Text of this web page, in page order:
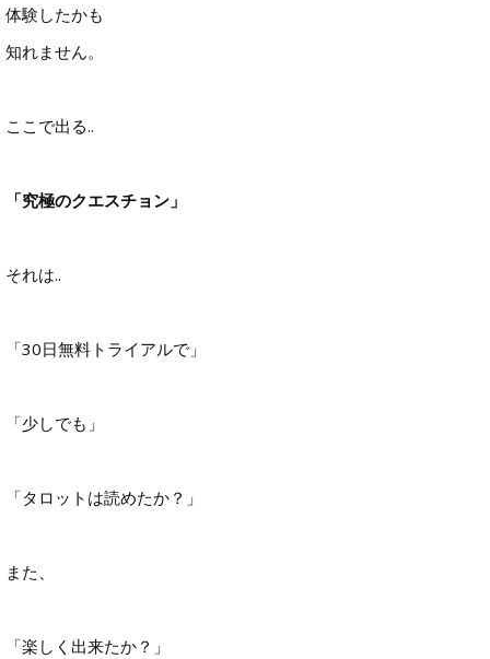
体験したかも
知れません。
ここで出る..
「究極のクエスチョン」
それは..
「30日無料トライアルで」
「少しでも」
「タロットは読めたか？」
また、
「楽しく出来たか？」